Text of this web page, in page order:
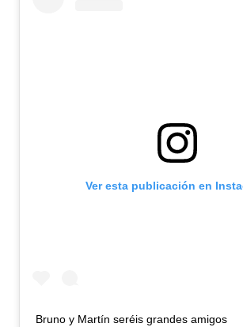
Ver esta publicación en
Bruno y Martín seréis grandes amigos